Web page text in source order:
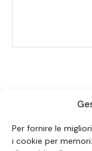
Per fornire le
i cookie per